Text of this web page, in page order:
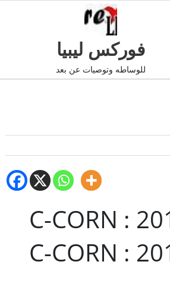
فوركس ليبيا
للوساطه وتوصيات عن بعد